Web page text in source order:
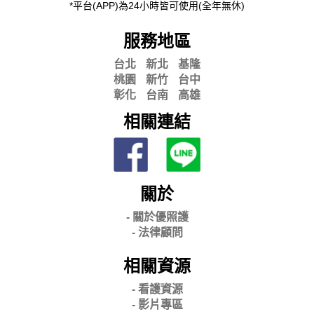
*平台(APP)為24小時皆可使用(全年無休)
服務地區
台北 新北
基隆
桃園
新竹
台中
彰化
台南 高雄
相關連結
關於
- 關於優照護
- 法律顧問
相關資源
- 看護資源
- 影片專區